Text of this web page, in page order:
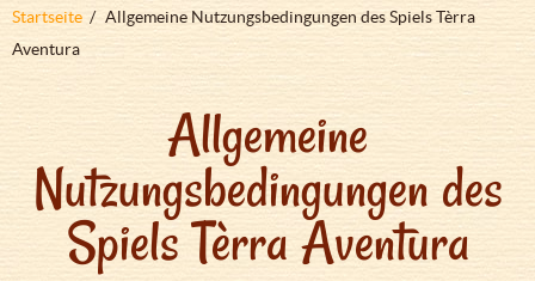
Pfadnavigation
Startseite
Allgemeine Nutzungsbedingungen des Spiels Tèrra
Aventura
Allgemeine
Nutzungsbedingungen des
Spiels Tèrra Aventura